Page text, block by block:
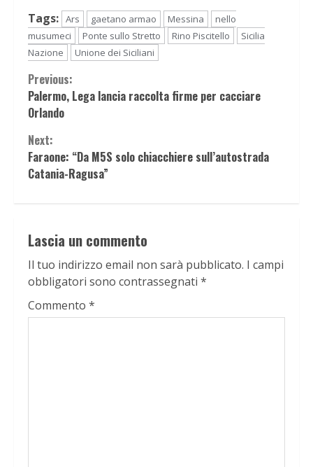
Tags: Ars gaetano armao Messina
nello
musumeci
Ponte sullo Stretto Rino Piscitello
Sicilia
Nazione
Unione dei Siciliani
Continue
Reading
Previous:
Palermo, Lega lancia raccolta firme per cacciare
Orlando
Next:
Faraone: “Da M5S solo chiacchiere sull’autostrada
Catania-Ragusa”
Lascia un commento
Il tuo indirizzo email non sarà pubblicato. I campi
obbligatori sono contrassegnati *
Commento *